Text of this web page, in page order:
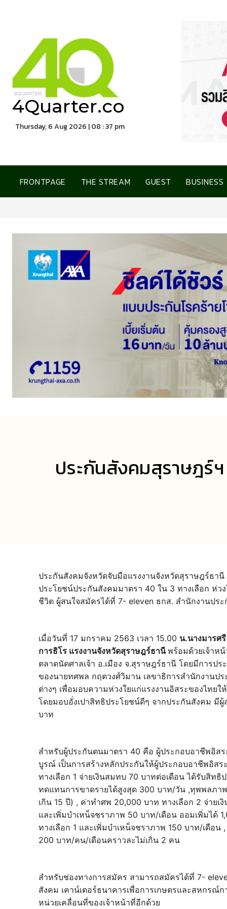
4Quarter.co
Thursday, 6 Aug 2026 | 08 : 37 pm
FRONTPAGE THE STREAM GUEST BUSINESS
ประกันสังคมสุราษฎร์
ประกันสังคมจังหวัดจับมือแรงงานจังหวัดสุราษฎร์ธา
ประโยชน์ประกันสังคมมาตรา 40 ใน 3 ทางเลือก ห่
ชีวิต ผู้สนใจสมัครได้ที่ 7- eleven ธกส. สำนักงานป
เมื่อวันที่ 17 มกราคม 2563 เวลา 15.00 น.นางมารศ
การธิโร แรงงานจังหวัดสุราษฎร์ธานีพร้อมด้วยเจ้าห
ตลาดนัดศาลเจ้า อ.เมือง จ.สุราษฎร์ธานี โดยมีการ
ของนายทศพล กฤตวงศ์วิมาน เลขาธิการสำนักงานป
ต่างๆ เพื่อมอบความห่วงใยแก่แรงงานอิสระของไท
โดยมอบอั่งเปาสิทธิประโยชน์ดีๆ จากประกันสังคม มี
บาท
สำหรับผู้ประกันตนมาตรา 40 คือ ผู้ประกอบอาชีพอิส
บูรณ์ เป็นการสร้างหลักประกันให้ผู้ประกอบอาชีพอิส
ทางเลือก 1 จ่ายเงินสมทบ 70 บาทต่อเดือน ได้รับสิท
ทดแทนการขาดรายได้สูงสุด 300 บาท/วัน ,ทุพพลภา
เกิน 15 ปี) , ค่าทำศพ 20,000 บาท ทางเลือก 2 จ่าย
และเพิ่มบำเหน็จชราภาพ 50 บาท/เดือน ออมเพิ่มได้
ทางเลือก 1 และเพิ่มบำเหน็จชราภาพ 150 บาท/เดือ
200 บาท/คน/เดือนคราวละไม่เกิน 2 คน
สำหรับช่องทางการสมัคร สามารถสมัครได้ที่ 7-
สังคม เคาน์เตอร์ธนาคารเพื่อการเกษตรและสหกรณ์
หน่วยเคลื่อนที่ของเจ้าหน้าที่อีกด้วย